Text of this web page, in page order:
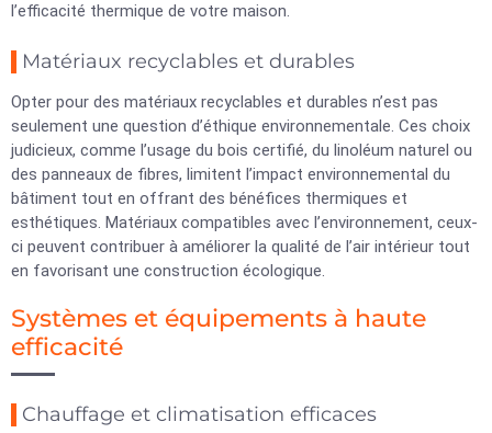
l’efficacité thermique de votre maison.
Matériaux recyclables et durables
Opter pour des matériaux recyclables et durables n’est pas
seulement une question d’éthique environnementale. Ces choix
judicieux, comme l’usage du bois certifié, du linoléum naturel ou
des panneaux de fibres, limitent l’impact environnemental du
bâtiment tout en offrant des bénéfices thermiques et
esthétiques. Matériaux compatibles avec l’environnement, ceux-
ci peuvent contribuer à améliorer la qualité de l’air intérieur tout
en favorisant une construction écologique.
Systèmes et équipements à haute
efficacité
Chauffage et climatisation efficaces